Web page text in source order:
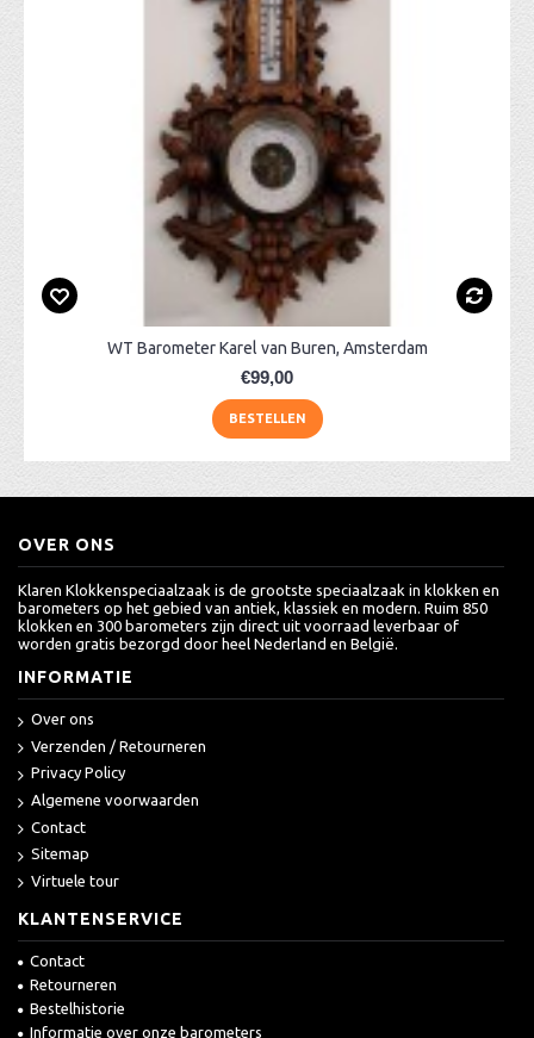
WT Barometer Karel van Buren, Amsterdam
€99,00
BESTELLEN
OVER ONS
Klaren Klokkenspeciaalzaak is de grootste speciaalzaak in klokken en
barometers op het gebied van antiek, klassiek en modern. Ruim 850
klokken en 300 barometers zijn direct uit voorraad leverbaar of
worden gratis bezorgd door heel Nederland en België.
INFORMATIE
Over ons
Verzenden / Retourneren
Privacy Policy
Algemene voorwaarden
Contact
Sitemap
Virtuele tour
KLANTENSERVICE
Contact
Retourneren
Bestelhistorie
Informatie over onze barometers